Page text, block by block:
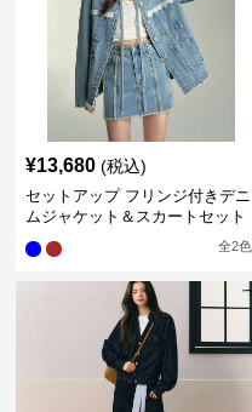
¥13,680 (税込)
セットアップ フリンジ付きデニ
ムジャケット＆スカートセット
全2色